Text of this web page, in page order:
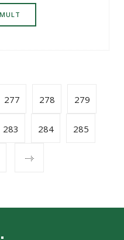
277 278 279
283 284 285